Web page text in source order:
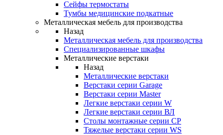
Сейфы термостаты
Тумбы медицинские подкатные
Металлическая мебель для производства
Назад
Металлическая мебель для производства
Cпециализированные шкафы
Металлические верстаки
Назад
Металлические верстаки
Верстаки серии Garage
Верстаки серии Master
Легкие верстаки серии W
Легкие верстаки серии ВЛ
Столы монтажные серии СР
Тяжелые верстаки серии WS